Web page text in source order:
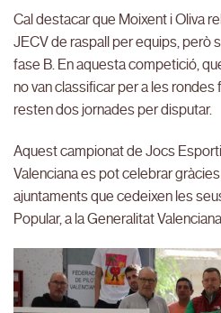
Cal destacar que Moixent i Oliva
JECV de raspall per equips, però
fase B. En aquesta competició,
no van classificar per a les rondes
resten dos jornades per disputar.
Aquest campionat de Jocs
Valenciana es pot celebrar
ajuntaments que cedeixen les
Popular, a la Generalitat